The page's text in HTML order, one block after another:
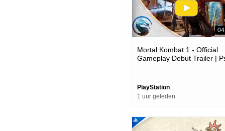
Mortal Kombat 1 - Official
Gameplay Debut Trailer |
PlayStation
1 uur geleden